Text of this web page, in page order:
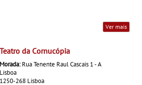
Ver mais
Teatro da Cornucópia
Morada: Rua Tenente Raul Cascais 1 - A
Lisboa
1250-268 Lisboa